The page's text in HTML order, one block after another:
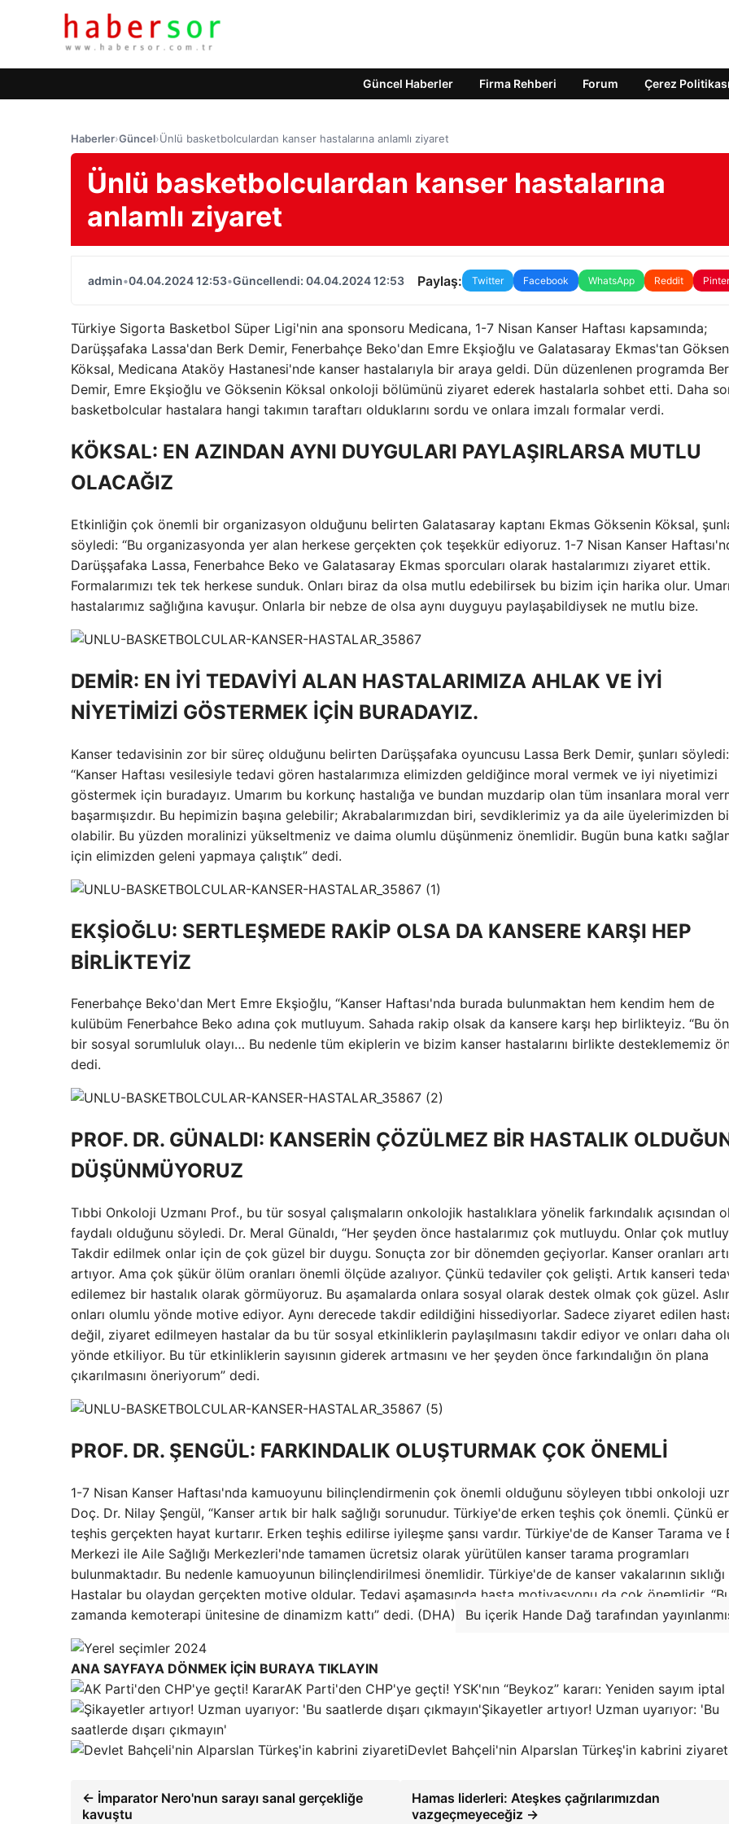
Güncel Haberler Firma Rehberi Forum Çerez Politikası
Haberler›Güncel›Ünlü basketbolculardan kanser hastalarına anlamlı ziyaret
Ünlü basketbolculardan kanser hastalarına
anlamlı ziyaret
admin•04.04.2024 12:53•Güncellendi: 04.04.2024 12:53 Paylaş: Twitter Facebook WhatsApp Reddit
Türkiye Sigorta Basketbol Süper Ligi'nin ana sponsoru Medicana, 1-7 Nisan Kanser Haftası kapsamında;
Darüşşafaka Lassa'dan Berk Demir, Fenerbahçe Beko'dan Emre Ekşioğlu ve Galatasaray Ekmas'tan
Köksal, Medicana Ataköy Hastanesi'nde kanser hastalarıyla bir araya geldi. Dün düzenlenen programda
Demir, Emre Ekşioğlu ve Göksenin Köksal onkoloji bölümünü ziyaret ederek hastalarla sohbet etti. Daha
basketbolcular hastalara hangi takımın taraftarı olduklarını sordu ve onlara imzalı formalar verdi.
KÖKSAL: EN AZINDAN AYNI DUYGULARI PAYLAŞIRLARSA MUTLU
OLACAĞIZ
Etkinliğin çok önemli bir organizasyon olduğunu belirten Galatasaray kaptanı Ekmas Göksenin Köksal,
söyledi: “Bu organizasyonda yer alan herkese gerçekten çok teşekkür ediyoruz. 1-7 Nisan Kanser
Darüşşafaka Lassa, Fenerbahce Beko ve Galatasaray Ekmas sporcuları olarak hastalarımızı ziyaret ettik.
Formalarımızı tek tek herkese sunduk. Onları biraz da olsa mutlu edebilirsek bu bizim için harika olur.
hastalarımız sağlığına kavuşur. Onlarla bir nebze de olsa aynı duyguyu paylaşabildiysek ne mutlu bize.
DEMİR: EN İYİ TEDAVİYİ ALAN HASTALARIMIZA AHLAK VE İYİ
NİYETİMİZİ GÖSTERMEK İÇİN BURADAYIZ.
Kanser tedavisinin zor bir süreç olduğunu belirten Darüşşafaka oyuncusu Lassa Berk Demir, şunları söyledi:
“Kanser Haftası vesilesiyle tedavi gören hastalarımıza elimizden geldiğince moral vermek ve iyi niyetimizi
göstermek için buradayız. Umarım bu korkunç hastalığa ve bundan muzdarip olan tüm insanlara moral
başarmışızdır. Bu hepimizin başına gelebilir; Akrabalarımızdan biri, sevdiklerimiz ya da aile üyelerimizden
olabilir. Bu yüzden moralinizi yükseltmeniz ve daima olumlu düşünmeniz önemlidir. Bugün buna katkı
için elimizden geleni yapmaya çalıştık” dedi.
EKŞİOĞLU: SERTLEŞMEDE RAKİP OLSA DA KANSERE KARŞI HEP
BİRLİKTEYİZ
Fenerbahçe Beko'dan Mert Emre Ekşioğlu, “Kanser Haftası'nda burada bulunmaktan hem kendim hem de
kulübüm Fenerbahce Beko adına çok mutluyum. Sahada rakip olsak da kansere karşı hep birlikteyiz. “Bu
bir sosyal sorumluluk olayı… Bu nedenle tüm ekiplerin ve bizim kanser hastalarını birlikte desteklememiz
dedi.
PROF. DR. GÜNALDI: KANSERİN ÇÖZÜLMEZ BİR HASTALIK
DÜŞÜNMÜYORUZ
Tıbbi Onkoloji Uzmanı Prof., bu tür sosyal çalışmaların onkolojik hastalıklara yönelik farkındalık açısından
faydalı olduğunu söyledi. Dr. Meral Günaldı, “Her şeyden önce hastalarımız çok mutluydu. Onlar çok
Takdir edilmek onlar için de çok güzel bir duygu. Sonuçta zor bir dönemden geçiyorlar. Kanser oranları
artıyor. Ama çok şükür ölüm oranları önemli ölçüde azalıyor. Çünkü tedaviler çok gelişti. Artık kanseri
edilemez bir hastalık olarak görmüyoruz. Bu aşamalarda onlara sosyal olarak destek olmak çok güzel.
onları olumlu yönde motive ediyor. Aynı derecede takdir edildiğini hissediyorlar. Sadece ziyaret edilen
değil, ziyaret edilmeyen hastalar da bu tür sosyal etkinliklerin paylaşılmasını takdir ediyor ve onları daha
yönde etkiliyor. Bu tür etkinliklerin sayısının giderek artmasını ve her şeyden önce farkındalığın ön plana
çıkarılmasını öneriyorum” dedi.
PROF. DR. ŞENGÜL: FARKINDALIK OLUŞTURMAK ÇOK ÖNEMLİ
1-7 Nisan Kanser Haftası'nda kamuoyunu bilinçlendirmenin çok önemli olduğunu söyleyen tıbbi onkoloji
Doç. Dr. Nilay Şengül, “Kanser artık bir halk sağlığı sorunudur. Türkiye'de erken teşhis çok önemli. Çünkü
teşhis gerçekten hayat kurtarır. Erken teşhis edilirse iyileşme şansı vardır. Türkiye'de de Kanser Tarama ve
Merkezi ile Aile Sağlığı Merkezleri'nde tamamen ücretsiz olarak yürütülen kanser tarama programları
bulunmaktadır. Bu nedenle kamuoyunun bilinçlendirilmesi önemlidir. Türkiye'de de kanser vakalarının sıklığı
Hastalar bu olaydan gerçekten motive oldular. Tedavi aşamasında hasta motivasyonu da çok önemlidir.
zamanda kemoterapi ünitesine de dinamizm kattı” dedi. (DHA)
Bu içerik Hande Dağ tarafından
ANA SAYFAYA DÖNMEK İÇİN BURAYA TIKLAYIN
AK Parti'den CHP'ye geçti! YSK'nın “Beykoz” kararı: Yeniden sayım
Şikayetler artıyor! Uzman uyarıyor: 'Bu
saatlerde dışarı çıkmayın'
Devlet Bahçeli'nin Alparslan Türkeş'in kabrini
← İmparator Nero'nun sarayı sanal gerçekliğe
kavuştu
Hamas liderleri: Ateşkes çağrılarımızdan
vazgeçmeyeceğiz →